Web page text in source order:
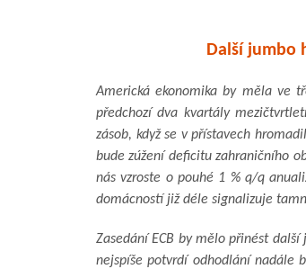
Další jumbo
Americká ekonomika by měla ve
předchozí dva kvartály
zásob, když se v přístavech
bude zúžení deficitu zahraničního
nás vzroste o pouhé 1 % q/q
domácností již déle signalizuje
Zasedání ECB by mělo přinést
nejspíše potvrdí odhodlání nadále